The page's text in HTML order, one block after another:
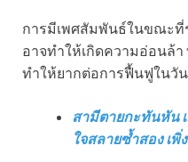
การมีเพศสัมพันธ์ในขณะที่
อาจทำให้เกิดความอ่อนล้า
ทำให้ยากต่อการฟื้นฟูในวั
สามีตายกะทันหัน
ใจสลายซ้ำสอง เพิ่